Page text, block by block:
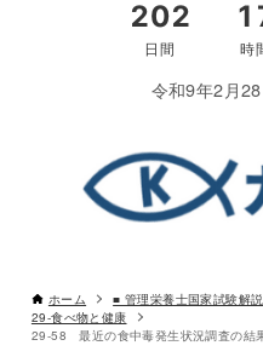
令和9年2月
ホーム ■ 管理栄養士国家試験解説
29-食べ物と健康
29-58 最近の食中毒発生状況調査の結